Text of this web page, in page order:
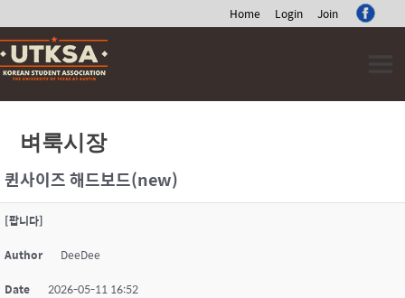
Home Login Join
Skip
to
content
벼룩시장
퀸사이즈 해드보드(new)
[팝니다]
Author DeeDee
Date 2026-05-11 16:52